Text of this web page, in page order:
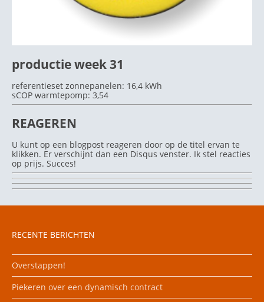
productie week 31
referentieset zonnepanelen: 16,4 kWh
sCOP warmtepomp: 3,54
REAGEREN
U kunt op een blogpost reageren door op de titel ervan te
klikken. Er verschijnt dan een Disqus venster. Ik stel reacties
op prijs. Succes!
RECENTE BERICHTEN
Overstappen!
Piekeren over een dynamisch contract